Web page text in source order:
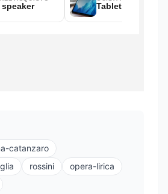
catanzaro
rossini
opera-lirica